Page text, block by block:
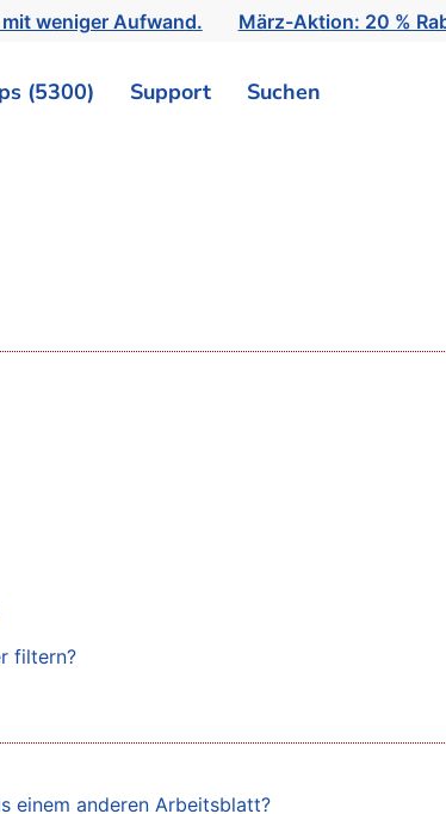
weniger Aufwand. März-Aktion: 20 %
(5300) Support Suchen
filtern?
einem anderen Arbeitsblatt?